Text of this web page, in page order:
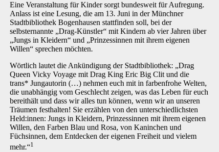
Eine Veranstaltung für Kinder sorgt bundesweit für Aufregung.
Anlass ist eine Lesung, die am 13. Juni in der Münchner
Stadtbibliothek Bogenhausen stattfinden soll, bei der
selbsternannte „Drag-Künstler“ mit Kindern ab vier Jahren über
„Jungs in Kleidern“ und „Prinzessinnen mit ihrem eigenen
Willen“ sprechen möchten.
Wörtlich lautet die Ankündigung der Stadtbibliothek: „Drag
Queen Vicky Voyage mit Drag King Eric Big Clit und die
trans* Jungautorin (…) nehmen euch mit in farbenfrohe Welten,
die unab­hängig vom Geschlecht zeigen, was das Leben für euch
bereithält und dass wir alles tun kön­nen, wenn wir an unseren
Träumen festhalten! Sie erzählen von den unterschiedlichsten
Held:innen: Jungs in Kleidern, Prinzessinnen mit ihrem eigenen
Willen, den Farben Blau und Rosa, von Kaninchen und
Füchsinnen, dem Entdecken der eigenen Freiheit und vielem
mehr.“1